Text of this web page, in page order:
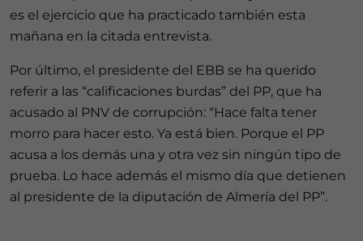
es el ejercicio que ha practicado también esta
mañana en la citada entrevista.
Por último, el presidente del EBB se ha querido
referir a las “calificaciones burdas” del PP, que ha
acusado al PNV de corrupción: “Hace falta tener
morro para hacer esto. Ya está bien. Porque el PP
acusa a los demás una y otra vez sin ningún tipo de
prueba. Lo hace además el mismo día que detienen
al presidente de la diputación de Almería del PP”.